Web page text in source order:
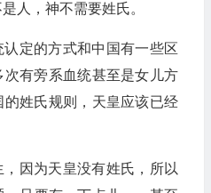
人，神不需要姓氏。
定的方式和中国有一些区
有旁系血统甚至是女儿方
姓氏规则，天皇应该已经
因为天皇没有姓氏，所以